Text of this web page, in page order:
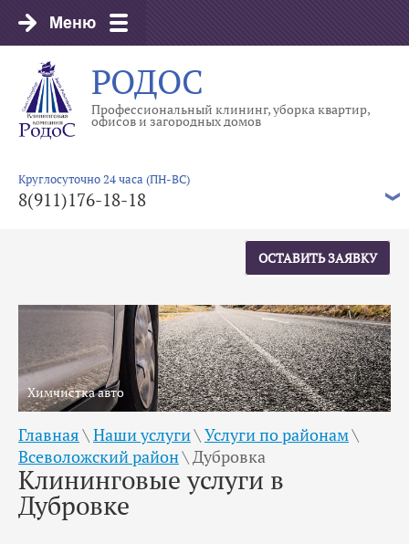
РОДОС
Профессиональный клининг, уборка квартир,
офисов и загородных домов
Круглосуточно 24 часа (ПН-ВС)
8(911)176-18-18
ОСТАВИТЬ ЗАЯВКУ
Химчистка авто
Главная\Наши услуги\Услуги по районам\
Всеволожский район\Дубровка
Клининговые услуги в
Дубровке